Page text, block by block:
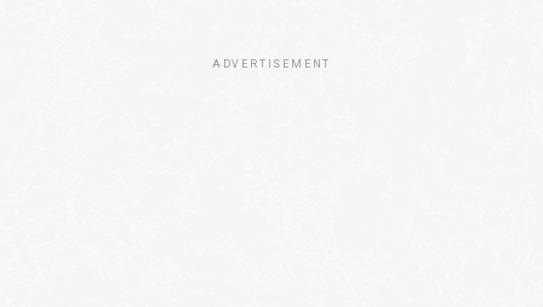
ADVERTISEMENT